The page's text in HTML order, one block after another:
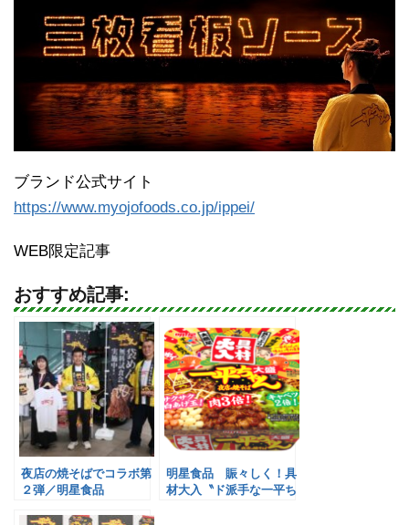
ブランド公式サイト
https://www.myojofoods.co.jp/ippei/
WEB限定記事
おすすめ記事:
夜店の焼そばでコラボ第
２弾／明星食品
明星食品 賑々しく！具
材大入〝ド派手な一平ち